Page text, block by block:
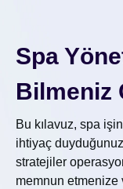
Spa
Bilmeniz
Bu kılavuz, spa
ihtiyaç
stratejiler
memnun etmenize